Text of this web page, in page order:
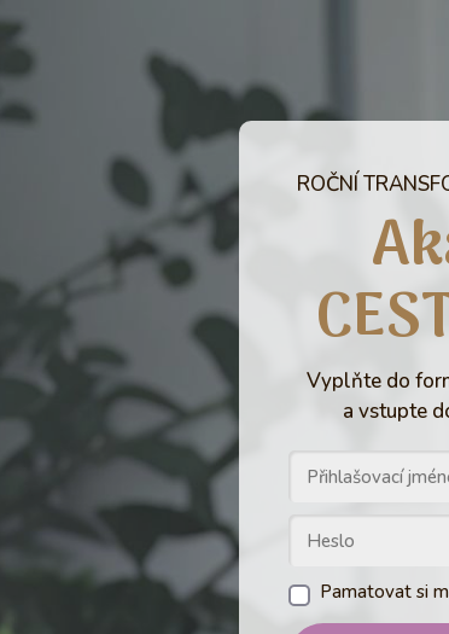
ROČNÍ
Vyplňte do
a vstupte
Pamatovat si